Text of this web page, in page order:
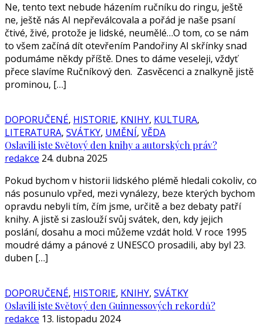
Ne, tento text nebude házením ručníku do ringu, ještě
ne, ještě nás AI nepřeválcovala a pořád je naše psaní
čtivé, živé, protože je lidské, neumělé…O tom, co se nám
to všem začíná dít otevřením Pandořiny AI skřínky snad
podumáme někdy příště. Dnes to dáme veseleji, vždyť
přece slavíme Ručníkový den. Zasvěcenci a znalkyně jistě
prominou, […]
DOPORUČENÉ, HISTORIE, KNIHY, KULTURA,
LITERATURA, SVÁTKY, UMĚNÍ, VĚDA
Oslavili jste Světový den knihy a autorských práv?
redakce 24. dubna 2025
Pokud bychom v historii lidského plémě hledali cokoliv, co
nás posunulo vpřed, mezi vynálezy, beze kterých bychom
opravdu nebyli tím, čím jsme, určitě a bez debaty patří
knihy. A jistě si zaslouží svůj svátek, den, kdy jejich
poslání, dosahu a moci můžeme vzdát hold. V roce 1995
moudré dámy a pánové z UNESCO prosadili, aby byl 23.
duben […]
DOPORUČENÉ, HISTORIE, KNIHY, SVÁTKY
Oslavili jste Světový den Guinnessových rekordů?
redakce 13. listopadu 2024